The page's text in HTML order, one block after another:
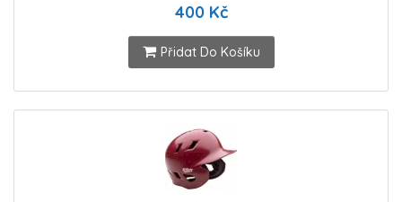
400 Kč
Přidat Do Košíku